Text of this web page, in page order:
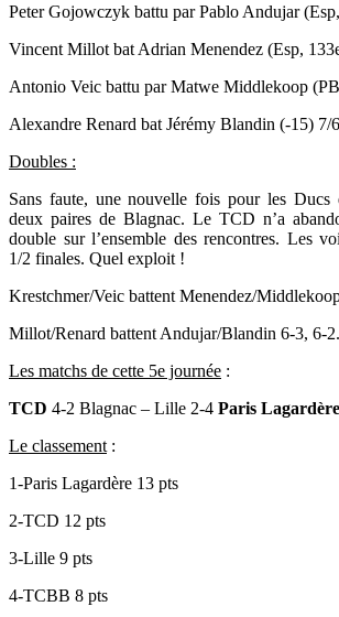
Peter Gojowczyk battu par Pablo Andujar
Vincent Millot bat Adrian Menendez (Esp,
Antonio Veic battu par Matwe Middlekoop
Alexandre Renard bat Jérémy Blandin (-15) 7/
Doubles :
Sans faute, une nouvelle fois pour les Ducs
deux paires de Blagnac. Le TCD n’a
double sur l’ensemble des rencontres. Les
1/2 finales. Quel exploit !
Krestchmer/Veic battent Menendez/
Millot/Renard battent Andujar/Blandin 6-3, 6-2.
Les matchs de cette 5e journée :
TCD 4-2 Blagnac – Lille 2-4 Paris Lagardère
Le classement :
1-Paris Lagardère 13 pts
2-TCD 12 pts
3-Lille 9 pts
4-TCBB 8 pts